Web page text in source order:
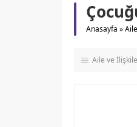
Anasayfa »
Aile ve